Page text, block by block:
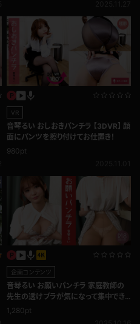
VR
音琴るい おしおきパンチラ 【3DVR】 顔
面にパンツを擦り付けてお仕置き！
980pt
企画コンテンツ
音琴るい お願いパンチラ 家庭教師の
先生の透けブラが気になって集中でき
ない！
1,280pt